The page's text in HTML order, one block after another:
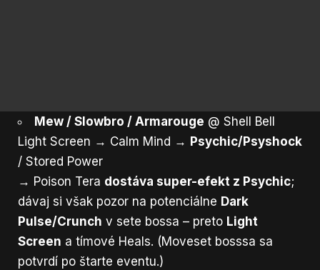
Mew / Slowbro / Armarouge @ Shell Bell
Light Screen → Calm Mind → Psychic/Psyshock
/ Stored Power
→ Poison Tera dostáva super-efekt z Psychic;
dávaj si však pozor na potenciálne Dark
Pulse/Crunch v sete bossa – preto Light
Screen a tímové Heals. (Moveset bosssa sa
potvrdí po štarte eventu.)